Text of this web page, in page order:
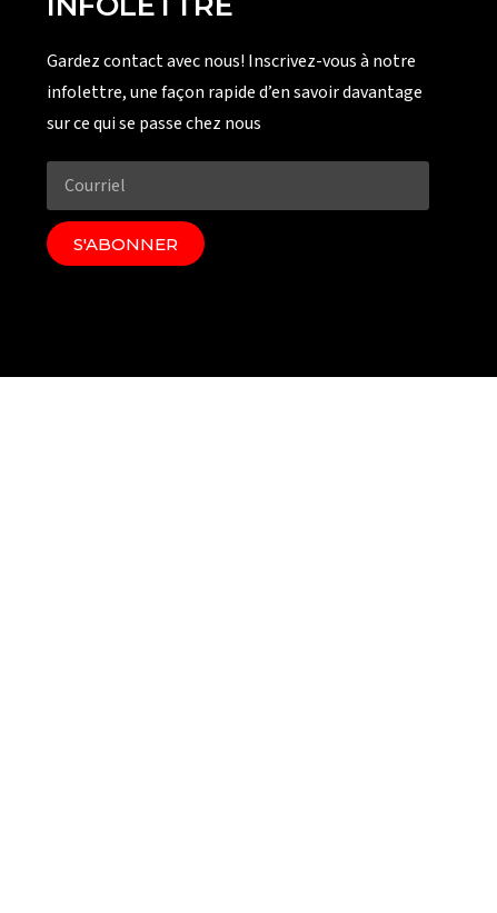
Gardez contact avec nous! Inscrivez-vous à notre
infolettre, une façon rapide d’en savoir davantage
sur ce qui se passe chez nous
S'ABONNER